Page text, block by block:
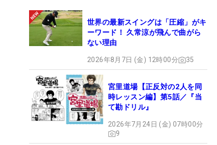
世界の最新スイングは「圧縮」がキ
ーワード！ 久常涼が飛んで曲がら
ない理由
2026年8月7日 (金) 12時00分 35
宮里道場【正反対の2人を同
時レッスン編】第5話／『当
て勘ドリル』
2026年7月24日 (金) 07時00分
9